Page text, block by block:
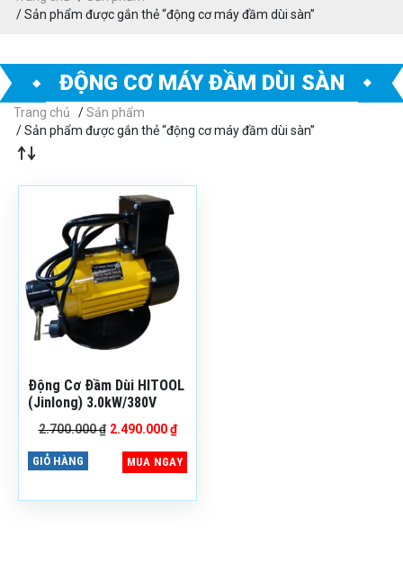
/ Sản phẩm được gắn thẻ “động cơ máy đầm dùi sàn”
ĐỘNG CƠ MÁY ĐẦM DÙI SÀN
Trang chủ /Sản phẩm
/ Sản phẩm được gắn thẻ “động cơ máy đầm dùi sàn”
Mã sản phẩm: DD
H3EM-I
Bảo hành: 6 Tháng
Thương hiệu:Hitool
Động Cơ Đầm Dùi HITOOL
(Jinlong) 3.0kW/380V
2.700.000₫ Giá
2.700.000 ₫.
2.490.000₫Giá
tại
là:
GIỎ HÀNG MUA NGAY